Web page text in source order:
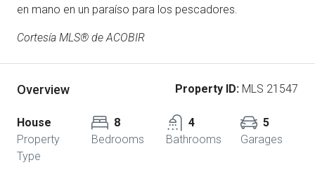
en mano en un paraíso para los pescadores.
Cortesía MLS® de ACOBIR
Overview Property ID: MLS 21547
House
Property
Type
8
Bedrooms
4
Bathrooms
5
Garages